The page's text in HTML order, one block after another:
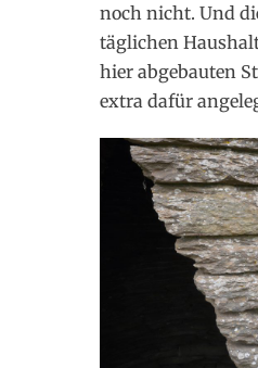
noch nicht. Und
täglichen
hier abgebauten
extra dafür